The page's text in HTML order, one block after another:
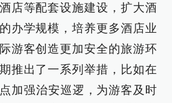
店等配套设施建设，扩大酒
办学规模，培养更多酒店业
游客创造更加安全的旅游环
推出了一系列举措，比如在
加强治安巡逻，为游客及时